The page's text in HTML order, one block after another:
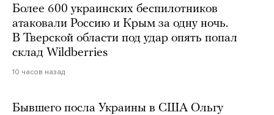
Более 600 украинских беспилотников
атаковали Россию и Крым за одну ночь.
В Тверской области под удар опять попал
склад Wildberries
10 часов назад
Бывшего посла Украины в США Ольгу